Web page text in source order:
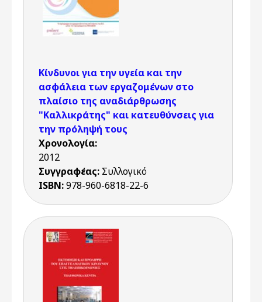
Κίνδυνοι για την υγεία και την
ασφάλεια των εργαζομένων στο
πλαίσιο της αναδιάρθρωσης
"Καλλικράτης" και κατευθύνσεις για
την πρόληψή τους
Χρονολογία:
2012
Συγγραφέας: Συλλογικό
ISBN:978-960-6818-22-6